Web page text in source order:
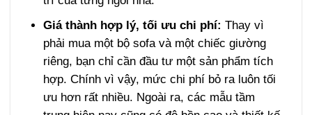
Giá thành hợp lý, tối ưu chi phí:Thay vì
phải mua một bộ sofa và một chiếc giường
riêng, bạn chỉ cần đầu tư một sản phẩm tích
hợp. Chính vì vậy, mức chi phí bỏ ra luôn tối
ưu hơn rất nhiều. Ngoài ra, các mẫu tầm